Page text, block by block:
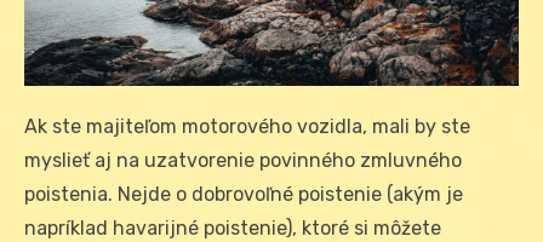
Ak ste majiteľom motorového vozidla, mali by ste
myslieť aj na uzatvorenie povinného zmluvného
poistenia. Nejde o dobrovoľné poistenie (akým je
napríklad havarijné poistenie), ktoré si môžete